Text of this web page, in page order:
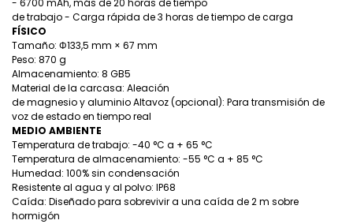
- 6700 mAh, más de 20 horas de tiempo
de trabajo - Carga rápida de 3 horas de tiempo de carga
FÍSICO
Tamaño: Φ133,5 mm × 67 mm
Peso: 870 g
Almacenamiento: 8 GB5
Material de la carcasa: Aleación
de magnesio y aluminio Altavoz (opcional): Para transmisión de
voz de estado en tiempo real
MEDIO AMBIENTE
Temperatura de trabajo: -40 °C a + 65 °C
Temperatura de almacenamiento: -55 °C a + 85 °C
Humedad: 100% sin condensación
Resistente al agua y al polvo: IP68
Caída: Diseñado para sobrevivir a una caída de 2 m sobre
hormigón